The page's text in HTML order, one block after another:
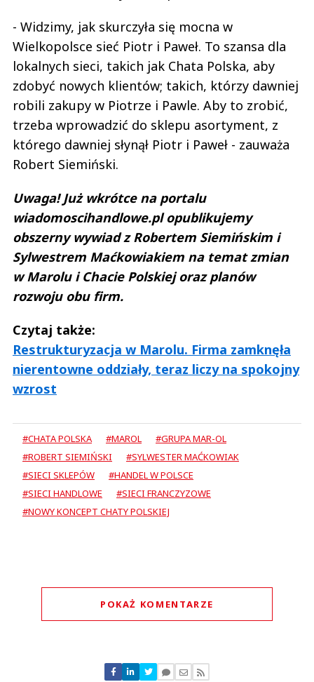
- Widzimy, jak skurczyła się mocna w
Wielkopolsce sieć Piotr i Paweł. To szansa dla
lokalnych sieci, takich jak Chata Polska, aby
zdobyć nowych klientów; takich, którzy dawniej
robili zakupy w Piotrze i Pawle. Aby to zrobić,
trzeba wprowadzić do sklepu asortyment, z
którego dawniej słynął Piotr i Paweł - zauważa
Robert Siemiński.
Uwaga! Już wkrótce na portalu
wiadomoscihandlowe.pl opublikujemy
obszerny wywiad z Robertem Siemińskim i
Sylwestrem Maćkowiakiem na temat zmian
w Marolu i Chacie Polskiej oraz planów
rozwoju obu firm.
Czytaj także:
Restrukturyzacja w Marolu. Firma zamknęła
nierentowne oddziały, teraz liczy na spokojny
wzrost
#CHATA POLSKA #MAROL
#GRUPA MAR-OL
#ROBERT SIEMIŃSKI
#SYLWESTER MAĆKOWIAK
#SIECI SKLEPÓW
#HANDEL W POLSCE
#SIECI HANDLOWE
#SIECI FRANCZYZOWE
#NOWY KONCEPT CHATY POLSKIEJ
POKAŻ KOMENTARZE